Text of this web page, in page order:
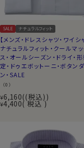
SALE ナチュラルフィット
【メンズ・ドレスシャツ・ワイシ
ナチュラルフィット・クールマ
ス・オールシーズン・ドライ・
定・ドゥエボットーニ・ボタン
ン・SALE
（0）
¥6,160 (税込)
¥4,400 税込